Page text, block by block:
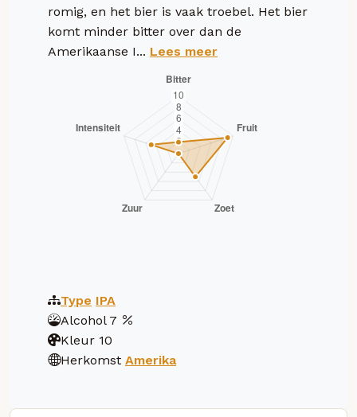
romig, en het bier is vaak troebel. Het bier
komt minder bitter over dan de
Amerikaanse I... Lees meer
Type IPA
Alcohol 7
Kleur 10
Herkomst Amerika